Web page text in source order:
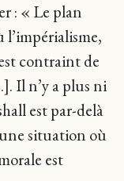
: « Le plan
contraint de
Il n’y a plus ni
est par-delà
situation où
est